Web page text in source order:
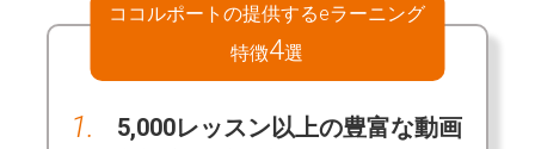
ココルポートの提供するeラーニング
特徴4選
1. 5,000レッスン以上の豊富な動画